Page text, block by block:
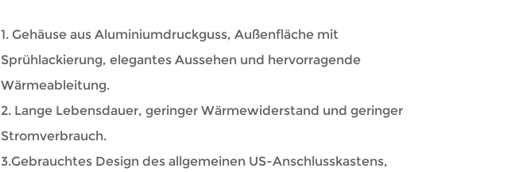
1. Gehäuse aus Aluminiumdruckguss, Außenfläche mit
Sprühlackierung, elegantes Aussehen und hervorragende
Wärmeableitung.
2. Lange Lebensdauer, geringer Wärmewiderstand und geringer
Stromverbrauch.
3.Gebrauchtes Design des allgemeinen US-Anschlusskastens,